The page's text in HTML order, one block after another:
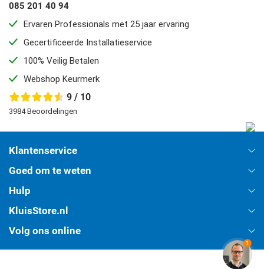
Klantenservice
Goed om te weten
Hulp
KluisStore.nl
Volg ons online
085 201 40 94
Ervaren Professionals met 25 jaar ervaring
Gecertificeerde Installatieservice
100% Veilig Betalen
Webshop Keurmerk
9 / 10
3984 Beoordelingen
1